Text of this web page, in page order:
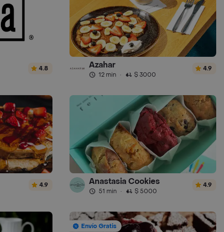
4.8 Azahar
12 min · $ 3000
4.9
4.9 Anastasia Cookies
51 min · $ 5000
4.9
Envío Gratis